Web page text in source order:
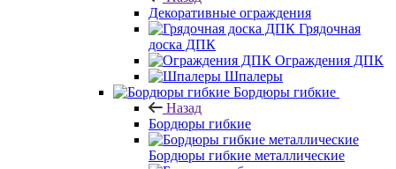
Декоративные ограждения
Грядочная
доска ДПК
Ограждения ДПК
Шпалеры
Бордюры гибкие
Назад
Бордюры гибкие
Бордюры гибкие металлические